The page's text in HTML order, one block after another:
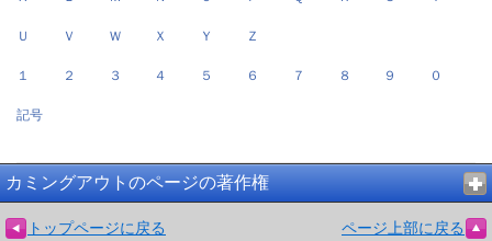
Ｕ Ｖ Ｗ Ｘ Ｙ Ｚ
１ ２ ３ ４ ５ ６ ７ ８ ９ ０
記号
カミングアウトのページの著作権
トップページに戻る ページ上部に戻る